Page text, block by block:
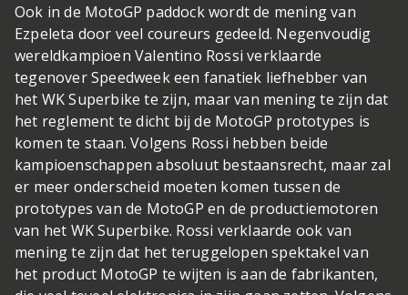
Ook in de MotoGP paddock wordt de mening van
Ezpeleta door veel coureurs gedeeld. Negenvoudig
wereldkampioen Valentino Rossi verklaarde
tegenover Speedweek een fanatiek liefhebber van
het WK Superbike te zijn, maar van mening te zijn dat
het reglement te dicht bij de MotoGP prototypes is
komen te staan. Volgens Rossi hebben beide
kampioenschappen absoluut bestaansrecht, maar zal
er meer onderscheid moeten komen tussen de
prototypes van de MotoGP en de productiemotoren
van het WK Superbike. Rossi verklaarde ook van
mening te zijn dat het teruggelopen spektakel van
het product MotoGP te wijten is aan de fabrikanten,